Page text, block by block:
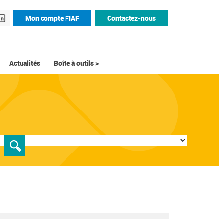
Mon compte FIAF Contactez-nous
Actualités Boîte à outils >